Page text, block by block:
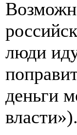
люди
деньги
власти»).